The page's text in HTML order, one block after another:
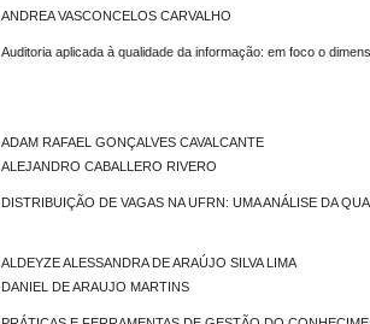
ANDREA VASCONCELOS CARVALHO
Auditoria aplicada à qualidade da informação: em foco o
ADAM RAFAEL GONÇALVES CAVALCANTE
ALEJANDRO CABALLERO RIVERO
DISTRIBUIÇÃO DE VAGAS NA UFRN: UMA ANÁLISE DA
ALDEYZE ALESSANDRA DE ARAÚJO SILVA LIMA
DANIEL DE ARAUJO MARTINS